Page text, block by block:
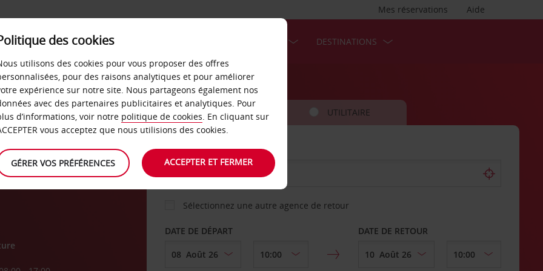
Aide
Mes réservations
LIBRE-SERVICE DESTINATIONS
VOITURE UTILITAIRE
AGENCE DE DÉPART
Sélectionnez une autre agence de retour
DATE DE DÉPART DATE DE RETOUR
des cookies
utilisons des cookies pour vous proposer des offres
pour des raisons analytiques et pour améliorer
expérience sur notre site. Nous partageons également nos
avec des partenaires publicitaires et analytiques. Pour
d’informations, voir notre politique de cookies. En cliquant sur
vous acceptez que nous utilisions des cookies.
GÉRER VOS PRÉFÉRENCES ACCEPTER ET FERMER